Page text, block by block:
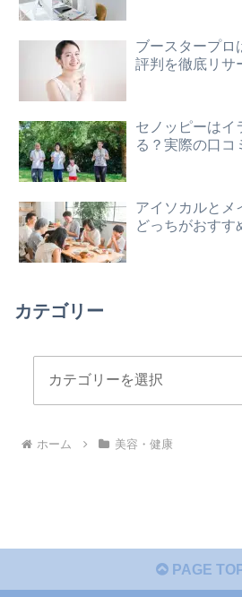
ブースタープロ
評判を徹底リサ
セノッピーはイ
る？実際の口コ
アイソカルとメ
どっちがおすす
カテゴリー
ホーム 美容・健康
PAGE